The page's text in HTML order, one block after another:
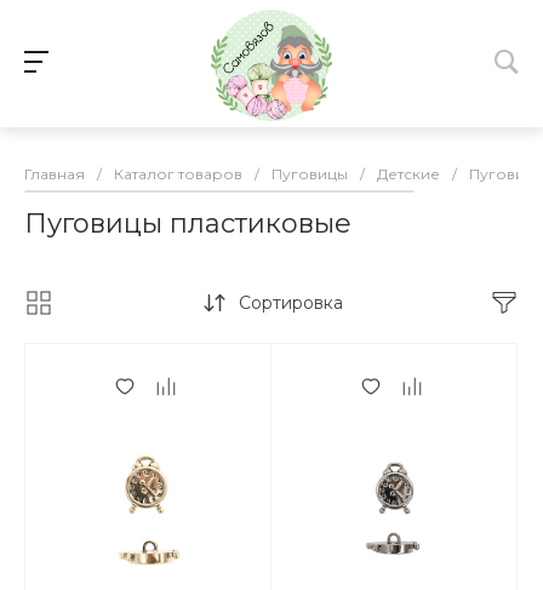
Главная / Каталог товаров / Пуговицы / Детские /
Пуговицы пластиковые
Сортировка